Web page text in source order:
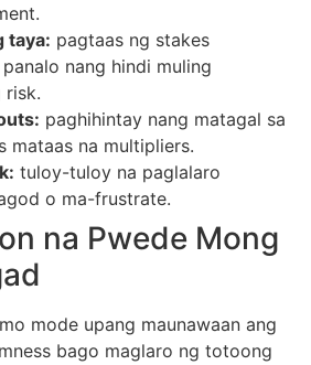
taya: pagtaas ng stakes
nang hindi muling
risk.
paghihintay nang matagal sa
mataas na multipliers.
tuloy-tuloy na paglalaro
o ma-frustrate.
na Pwede Mong
mode upang maunawaan ang
bago maglaro ng totoong